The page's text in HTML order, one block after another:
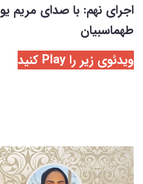
اجرای نهم: با صدای مریم
طهماسبیان
ویدئوی زیر را Play کنید